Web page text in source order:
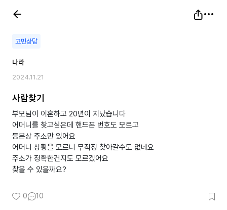
고민상담
나라
2024.11.21
사람찾기
부모님이 이혼하고 20년이 지났습니다
어머니를 찾고싶은데 핸드폰 번호도 모르고
등본상 주소만 있어요
어머니 상황을 모르니 무작정 찾아갈수도 없네요
주소가 정확한건지도 모르겠어요
찾을 수 있을까요?
0 10